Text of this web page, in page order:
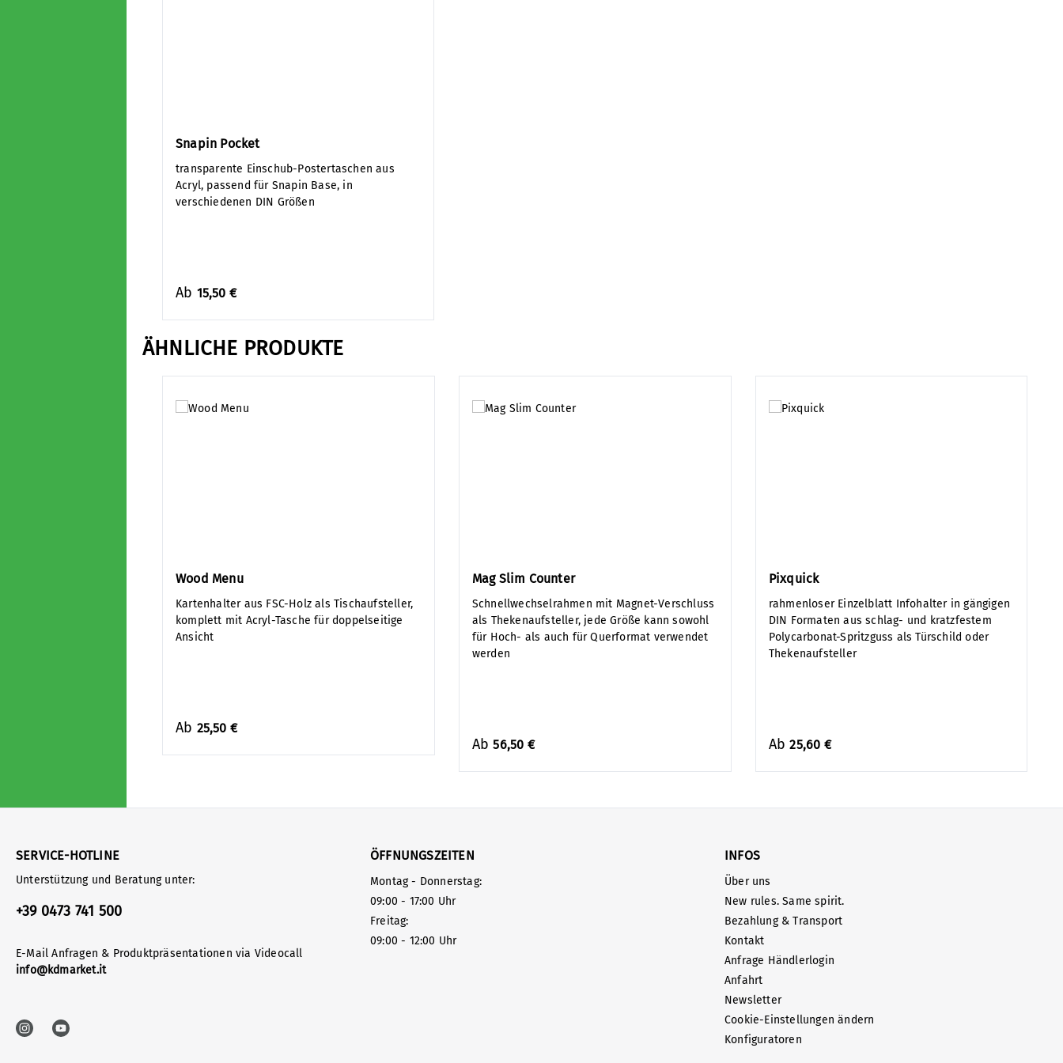
Snapin Pocket
transparente Einschub-Postertaschen aus
Acryl, passend für Snapin Base, in
verschiedenen DIN Größen
Ab 15,50 €
ÄHNLICHE PRODUKTE
Wood Menu
Kartenhalter aus FSC-Holz als Tischaufsteller,
komplett mit Acryl-Tasche für doppelseitige
Ansicht
Ab 25,50 €
Mag Slim Counter
Schnellwechselrahmen mit Magnet-Verschluss
als Thekenaufsteller, jede Größe kann sowohl
für Hoch- als auch für Querformat verwendet
werden
Ab56,50 €
Pixquick
rahmenloser Einzelblatt Infohalter in gängigen
DIN Formaten aus schlag- und kratzfestem
Polycarbonat-Spritzguss als Türschild oder
Thekenaufsteller
Ab25,60 €
SERVICE-HOTLINE
Unterstützung und Beratung unter:
+39 0473 741 500
E-Mail Anfragen & Produktpräsentationen via Videocall
info@kdmarket.it
ÖFFNUNGSZEITEN
Montag - Donnerstag:
09:00 - 17:00 Uhr
Freitag:
09:00 - 12:00 Uhr
INFOS
Über uns
New rules. Same spirit.
Bezahlung & Transport
Kontakt
Anfrage Händlerlogin
Anfahrt
Newsletter
Cookie-Einstellungen ändern
Konfiguratoren